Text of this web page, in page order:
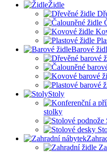
Židle
Barové
Stoly
stolky